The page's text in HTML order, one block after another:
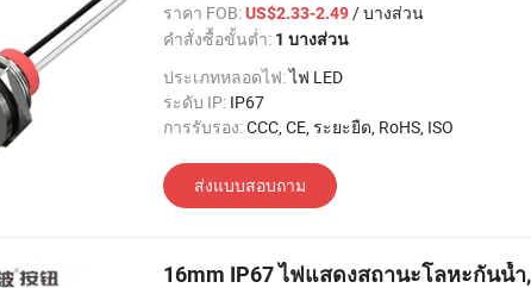
ราคา FOB:US$2.33-2.49/ บางส่วน
คำสั่งซื้อขั้นต่ำ: 1 บางส่วน
ประเภทหลอดไฟ:ไฟ LED
ระดับ IP: IP67
การรับรอง:CCC, CE, ระยะยืด, RoHS, ISO
ส่งแบบสอบถาม
16mm IP67 ไฟแสดงสถานะโลหะกัน